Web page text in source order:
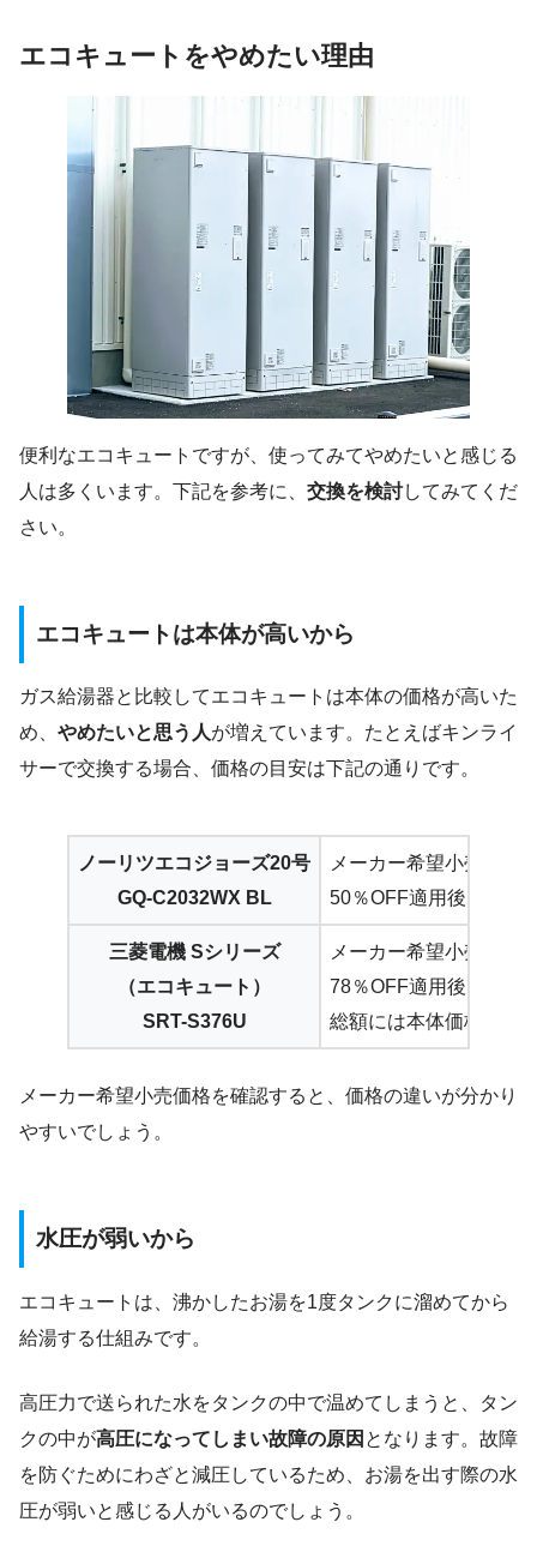
エコキュートをやめたい理由
便利なエコキュートですが、使ってみてやめたいと感じる
人は多くいます。下記を参考に、 交換を検討してみてくだ
さい。
エコキュートは本体が高いから
ガス給湯器と比較してエコキュートは本体の価格が高いた
め、 やめたいと思う人が増えています。たとえばキンライ
サーで交換する場合、価格の目安は下記の通りです。
ノーリツエコジョーズ20号
GQ-C2032WX BL
メーカー希望小売価格
50％OFF適用後
三菱電機 Sシリーズ
（エコキュート）
SRT-S376U
メーカー希望小売価格
78％OFF適用後、総額
総額には本体価格以外
メーカー希望小売価格を確認すると、価格の違いが分かり
やすいでしょう。
水圧が弱いから
エコキュートは、沸かしたお湯を1度タンクに溜めてから
給湯する仕組みです。
高圧力で送られた水をタンクの中で温めてしまうと、タン
クの中が高圧になってしまい故障の原因 となります。故障
を防ぐためにわざと減圧しているため、お湯を出す際の水
圧が弱いと感じる人がいるのでしょう。